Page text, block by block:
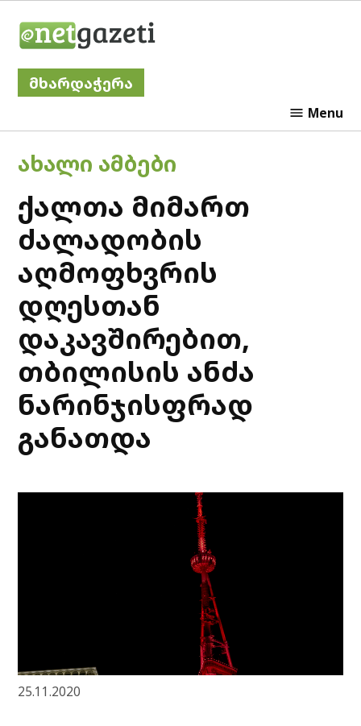
მხარდაჭერა
Menu
POSTED
IN
ᲐᲮᲐᲚᲘ ᲐᲛᲑᲔᲑᲘ
ქალთა მიმართ
ძალადობის
აღმოფხვრის
დღესთან
დაკავშირებით,
თბილისის ანძა
ნარინჯისფრად
განათდა
25.11.2020